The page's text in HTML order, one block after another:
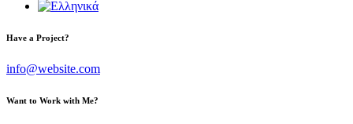
Have a Project?
info@website.com
Want to Work with Me?